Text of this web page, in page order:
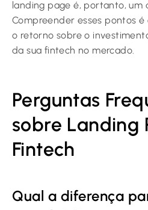
landing page é, portanto, um
Compreender esses pontos
o retorno sobre o
da sua fintech no mercado.
Perguntas
sobre Landing
Fintech
Qual a diferença